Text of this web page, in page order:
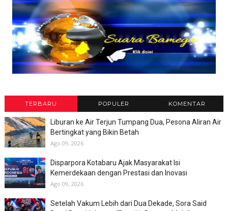
TERBARU POPULER KOMENTAR
Liburan ke Air Terjun Tumpang Dua, Pesona Aliran Air
Bertingkat yang Bikin Betah
Ago 09, 2026
Disparpora Kotabaru Ajak Masyarakat Isi
Kemerdekaan dengan Prestasi dan Inovasi
Ago 09, 2026
Setelah Vakum Lebih dari Dua Dekade, Sora Said